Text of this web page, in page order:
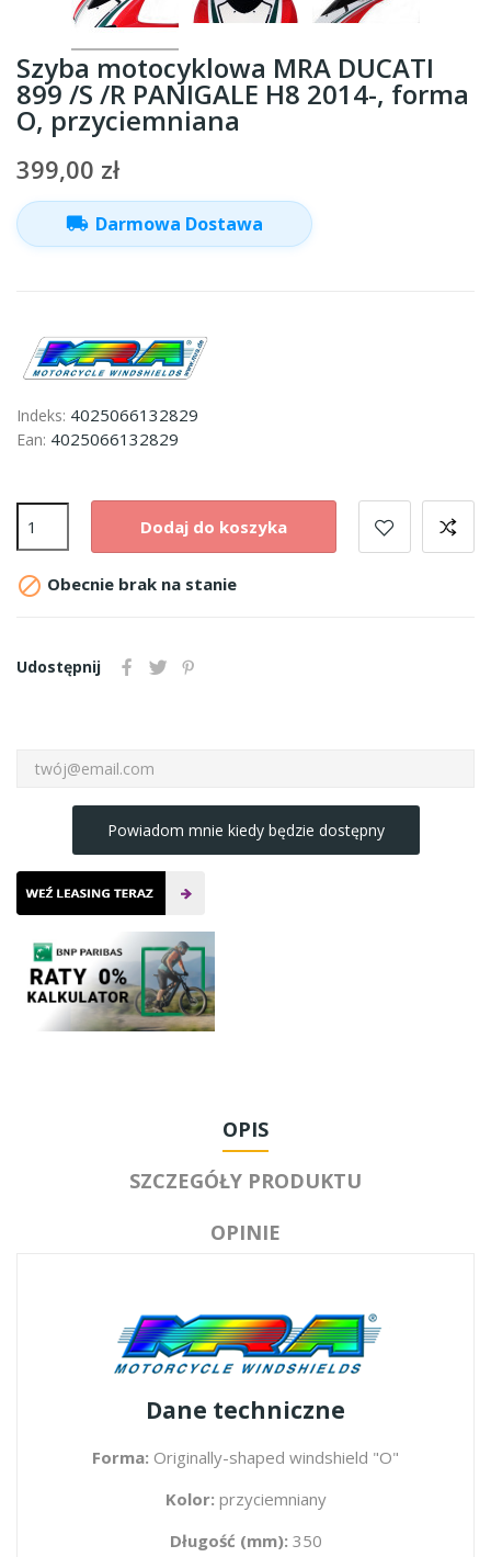
Szyba motocyklowa MRA DUCATI
899 /S /R PANIGALE H8 2014-, forma
O, przyciemniana
399,00 zł
local_shipping Darmowa Dostawa
Indeks: 4025066132829
Ean: 4025066132829
Dodaj do koszyka
 Obecnie brak na stanie
Udostępnij
Powiadom mnie kiedy będzie dostępny
OPIS
SZCZEGÓŁY PRODUKTU
OPINIE
Dane techniczne
Forma: Originally-shaped windshield "O"
Kolor: przyciemniany
Długość (mm): 350